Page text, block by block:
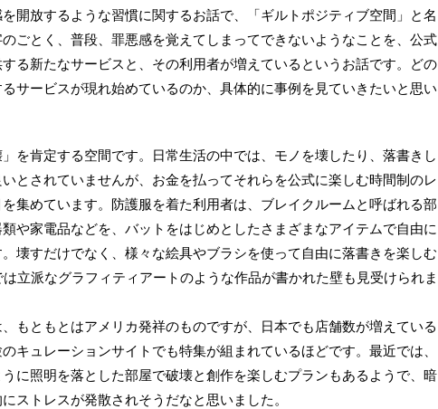
開放するような習慣に関するお話で、「ギルトポジティブ空間」と名
ごとく、普段、罪悪感を覚えてしまってできないようなことを、公式
る新たなサービスと、その利用者が増えているというお話です。どの
サービスが現れ始めているのか、具体的に事例を見ていきたいと思い
を肯定する空間です。日常生活の中では、モノを壊したり、落書きし
とされていませんが、お金を払ってそれらを公式に楽しむ時間制のレ
集めています。防護服を着た利用者は、ブレイクルームと呼ばれる部
や家電品などを、バットをはじめとしたさまざまなアイテムで自由に
壊すだけでなく、様々な絵具やブラシを使って自由に落書きを楽しむ
立派なグラフィティアートのような作品が書かれた壁も見受けられま
もともとはアメリカ発祥のものですが、日本でも店舗数が増えている
キュレーションサイトでも特集が組まれているほどです。最近では、
に照明を落とした部屋で破壊と創作を楽しむプランもあるようで、暗
ストレスが発散されそうだなと思いました。